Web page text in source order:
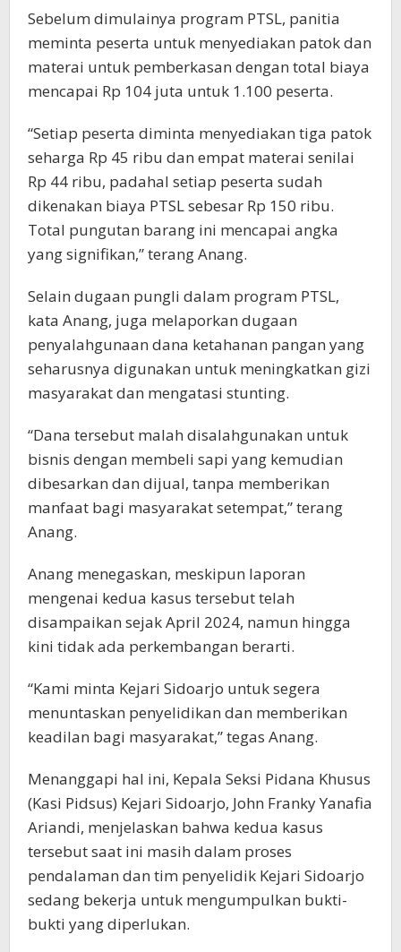
Sebelum dimulainya program PTSL, panitia
meminta peserta untuk menyediakan patok dan
materai untuk pemberkasan dengan total biaya
mencapai Rp 104 juta untuk 1.100 peserta.
“Setiap peserta diminta menyediakan tiga patok
seharga Rp 45 ribu dan empat materai senilai
Rp 44 ribu, padahal setiap peserta sudah
dikenakan biaya PTSL sebesar Rp 150 ribu.
Total pungutan barang ini mencapai angka
yang signifikan,” terang Anang.
Selain dugaan pungli dalam program PTSL,
kata Anang, juga melaporkan dugaan
penyalahgunaan dana ketahanan pangan yang
seharusnya digunakan untuk meningkatkan gizi
masyarakat dan mengatasi stunting.
“Dana tersebut malah disalahgunakan untuk
bisnis dengan membeli sapi yang kemudian
dibesarkan dan dijual, tanpa memberikan
manfaat bagi masyarakat setempat,” terang
Anang.
Anang menegaskan, meskipun laporan
mengenai kedua kasus tersebut telah
disampaikan sejak April 2024, namun hingga
kini tidak ada perkembangan berarti.
“Kami minta Kejari Sidoarjo untuk segera
menuntaskan penyelidikan dan memberikan
keadilan bagi masyarakat,” tegas Anang.
Menanggapi hal ini, Kepala Seksi Pidana Khusus
(Kasi Pidsus) Kejari Sidoarjo, John Franky Yanafia
Ariandi, menjelaskan bahwa kedua kasus
tersebut saat ini masih dalam proses
pendalaman dan tim penyelidik Kejari Sidoarjo
sedang bekerja untuk mengumpulkan bukti-
bukti yang diperlukan.